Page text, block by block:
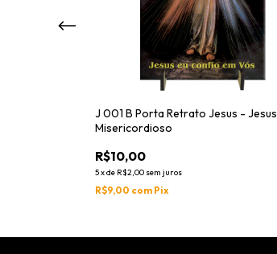
J 001 B Porta Retrato Jesus - Jesus
Misericordioso
R$10,00
5xde R$2,00 sem juros
R$9,00 com Pix